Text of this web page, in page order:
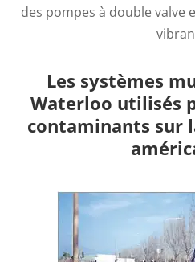
des pompes à double valve
Les systèmes
Waterloo utilisés
contaminants sur